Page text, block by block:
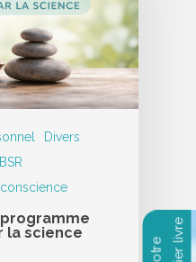
Divers
la science